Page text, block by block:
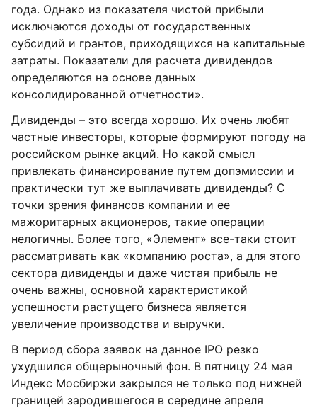
года. Однако из показателя чистой прибыли
исключаются доходы от государственных
субсидий и грантов, приходящихся на капитальные
затраты. Показатели для расчета дивидендов
определяются на основе данных
консолидированной отчетности».
Дивиденды – это всегда хорошо. Их очень любят
частные инвесторы, которые формируют погоду на
российском рынке акций. Но какой смысл
привлекать финансирование путем допэмиссии и
практически тут же выплачивать дивиденды? С
точки зрения финансов компании и ее
мажоритарных акционеров, такие операции
нелогичны. Более того, «Элемент» все-таки стоит
рассматривать как «компанию роста», а для этого
сектора дивиденды и даже чистая прибыль не
очень важны, основной характеристикой
успешности растущего бизнеса является
увеличение производства и выручки.
В период сбора заявок на данное IPO резко
ухудшился общерыночный фон. В пятницу 24 мая
Индекс Мосбиржи закрылся не только под нижней
границей зародившегося в середине апреля